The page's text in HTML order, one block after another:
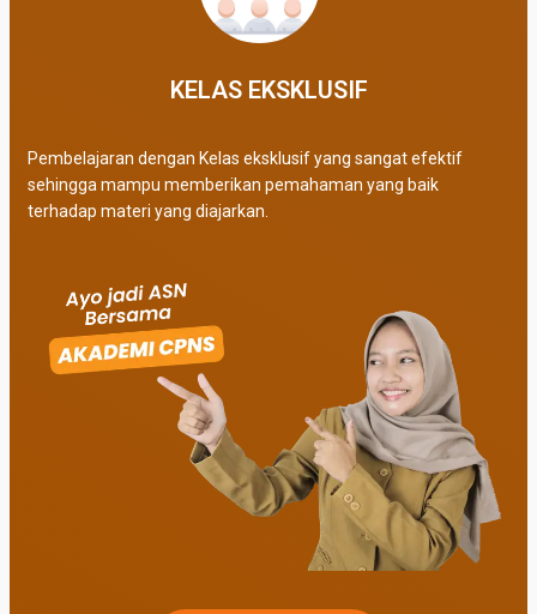
KELAS EKSKLUSIF​
Pembelajaran dengan Kelas eksklusif yang sangat efektif
sehingga mampu memberikan pemahaman yang baik
terhadap materi yang diajarkan.